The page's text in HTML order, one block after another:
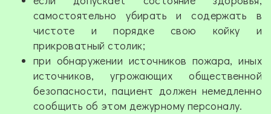
самостоятельно убирать и содержать в
чистоте и порядке свою койку и
прикроватный столик;
при обнаружении источников пожара, иных
источников, угрожающих общественной
безопасности, пациент должен немедленно
сообщить об этом дежурному персоналу.